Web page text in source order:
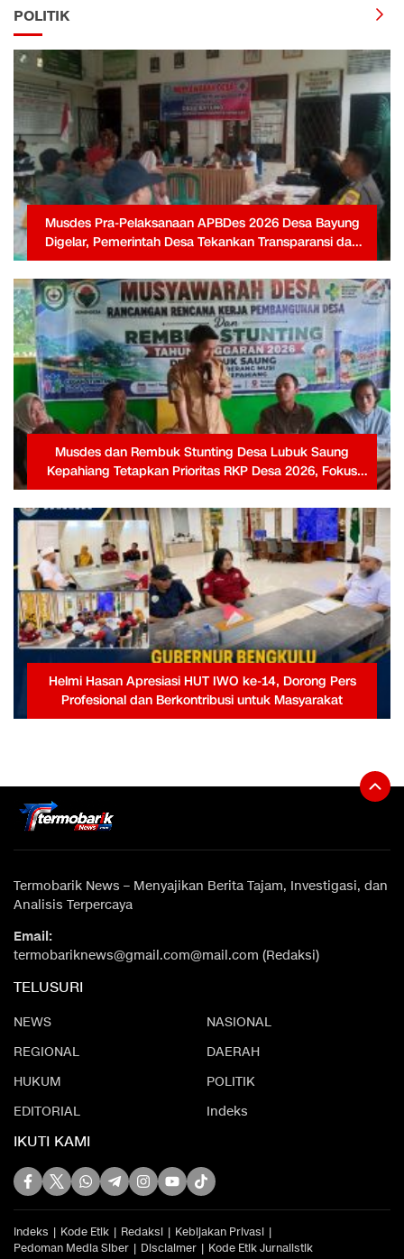
POLITIK
Musdes Pra-Pelaksanaan APBDes 2026 Desa Bayung
Digelar, Pemerintah Desa Tekankan Transparansi dan
Partisipasi Warga
Musdes dan Rembuk Stunting Desa Lubuk Saung
Kepahiang Tetapkan Prioritas RKP Desa 2026, Fokus
Infrastruktur dan Penurunan Stunting
Helmi Hasan Apresiasi HUT IWO ke-14, Dorong Pers
Profesional dan Berkontribusi untuk Masyarakat
Termobarik News – Menyajikan Berita Tajam, Investigasi, dan
Analisis Terpercaya
Email:
termobariknews@gmail.com@mail.com (Redaksi)
TELUSURI
NEWS
NASIONAL
REGIONAL
DAERAH
HUKUM
POLITIK
EDITORIAL
Indeks
IKUTI KAMI
Indeks Kode Etik Redaksi
Kebijakan Privasi
Pedoman Media Siber
Disclaimer Kode Etik Jurnalistik